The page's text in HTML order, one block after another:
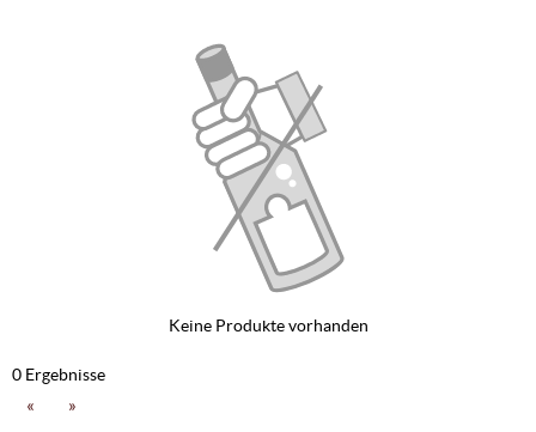
Keine Produkte vorhanden
0 Ergebnisse
« »